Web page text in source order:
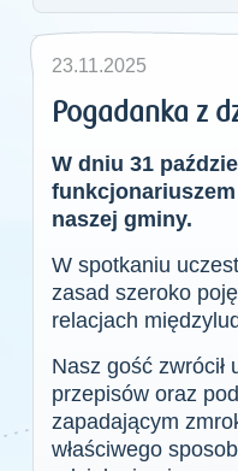
23.11.2025
Pogadanka z
W dniu 31
naszej gminy.
W spotkaniu
zasad szeroko
relacjach
Nasz gość
przepisów oraz
zapadającym
właściwego